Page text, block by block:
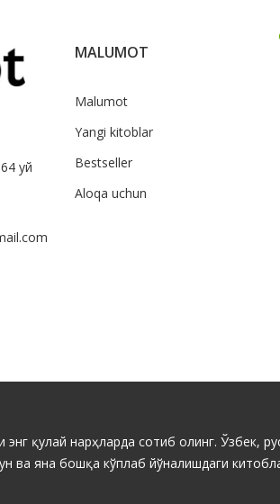
уй
MALUMOT
Malumot
Yangi kitoblar
Bestseller
Aloqa uchun
қулай нарҳларда сотиб олинг. Ўзбек,
ва яна бошқа кўплаб йўналишдаги